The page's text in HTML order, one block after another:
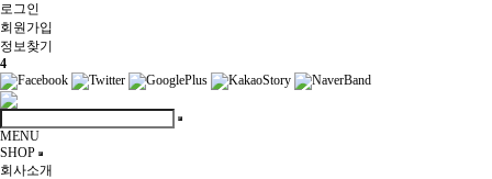
로그인
회원 가입
정보찾기
4
MENU
SHOP
회사소개